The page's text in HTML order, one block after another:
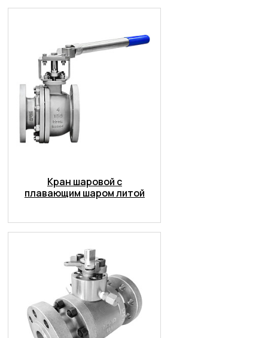
Кран шаровой с
плавающим шаром литой